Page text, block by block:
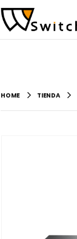
HOME TIENDA